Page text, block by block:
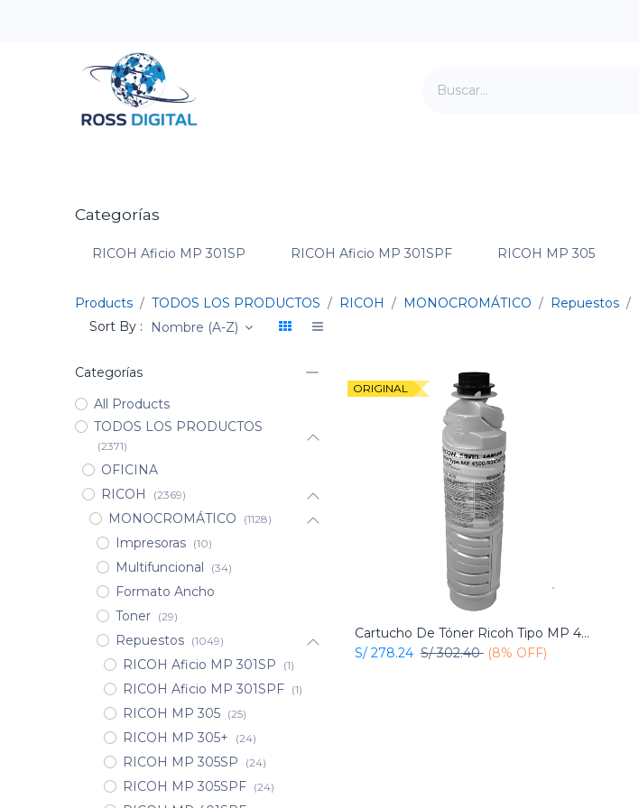
Categorías
RICOH Aficio MP 301SP RICOH Aficio MP 301SPF RICOH MP 305
Products TODOS LOS PRODUCTOS RICOH MONOCROMÁTICO Repuestos
Sort By :
Nombre (A-Z)
Categorías
All Products
TODOS LOS PRODUCTOS
(2371)
OFICINA
RICOH
(2369)
MONOCROMÁTICO (1128)
Impresoras (10)
Multifuncional (34)
Formato Ancho
Toner
(29)
Repuestos (1049)
RICOH Aficio MP 301SP (1)
RICOH Aficio MP 301SPF (1)
RICOH MP 305 (25)
RICOH MP 305+ (24)
RICOH MP 305SP (24)
RICOH MP 305SPF (24)
ORIGINAL
Add to Cart
Cartucho De Tóner Ricoh Tipo MP 4500 Negro Original
S/ 278.24 S/302.40 (8% OFF)